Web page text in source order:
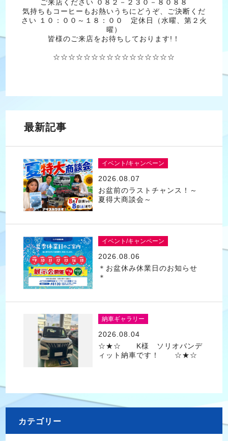
ご来店ください ０８２－２３０－８０８８
気持ちもコーヒーもお熱いうちにどうぞ、ご決断くだ
さい １０：００～１８：００ 定休日（水曜、第２火
曜）
皆様のご来店をお待ちしております!！
☆☆☆☆☆☆☆☆☆☆☆☆☆☆☆☆
最新記事
イベント/キャンペーン
2026.08.07
お盆前のラストチャンス！～
夏得大商談会～
イベント/キャンペーン
2026.08.06
＊お盆休み休業日のお知らせ
＊
納車ギャラリー
2026.08.04
☆★☆ K様 ソリオバンデ
ィット納車です！ ☆★☆
カテゴリー